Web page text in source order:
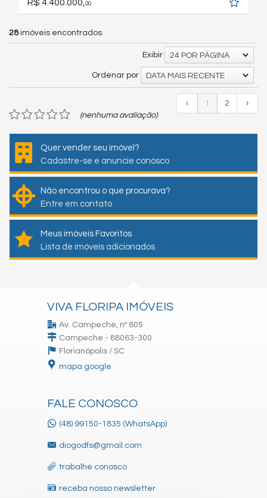
R$ 4.400.000, 00
28imóveis encontrados
Exibir 24 POR PÁGINA
Ordenar por DATA MAIS RECENTE
‹ 1 2
›
(nenhuma avaliação)
Quer vender seu imóvel?
Cadastre-se e anuncie conosco
Não encontrou o que procurava?
Entre em contato
Meus imóveis Favoritos
Lista de imóveis adicionados
VIVA FLORIPA IMÓVEIS
Av. Campeche, nº 805
Campeche - 88063-300
Florianópolis / SC
mapa google
FALE CONOSCO
(48) 99150-1835 (WhatsApp)
diogodfs@gmail.com
trabalhe conosco
receba nosso newsletter